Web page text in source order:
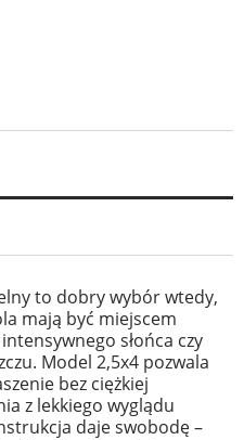
to dobry wybór wtedy,
mają być miejscem
słońca czy
Model 2,5x4 pozwala
bez ciężkiej
z lekkiego wyglądu
daje swobodę –